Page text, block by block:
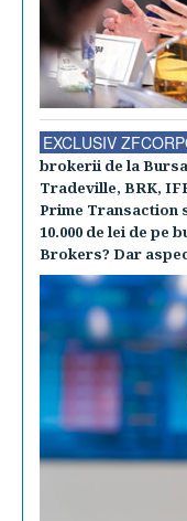
EXCLUSIV
brokerii de la Bursa
Tradeville, BRK,
Prime Transaction
10.000 de lei de pe
Brokers? Dar